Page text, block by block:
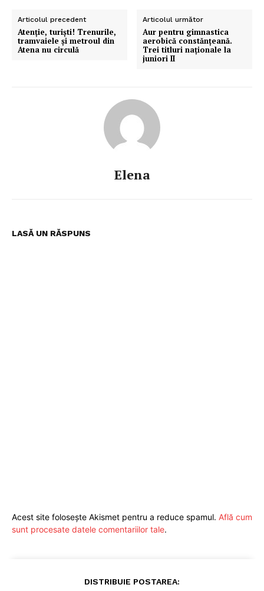
StirileMedia.ro
Articolul precedent
Atenție, turiști! Trenurile,
tramvaiele și metroul din
Atena nu circulă
Articolul următor
Aur pentru gimnastica
aerobică constănțeană.
Trei titluri naționale la
juniori II
Elena
LASĂ UN RĂSPUNS
Acest site folosește Akismet pentru a reduce spamul. Află cum
sunt procesate datele comentariilor tale.
DISTRIBUIE POSTAREA: